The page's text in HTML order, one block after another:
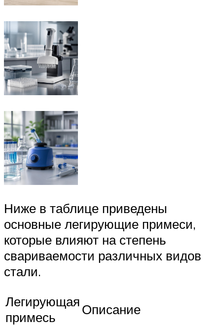
Ниже в таблице приведены
основные легирующие примеси,
которые влияют на степень
свариваемости различных видов
стали.
Легирующая
примесь
Описание